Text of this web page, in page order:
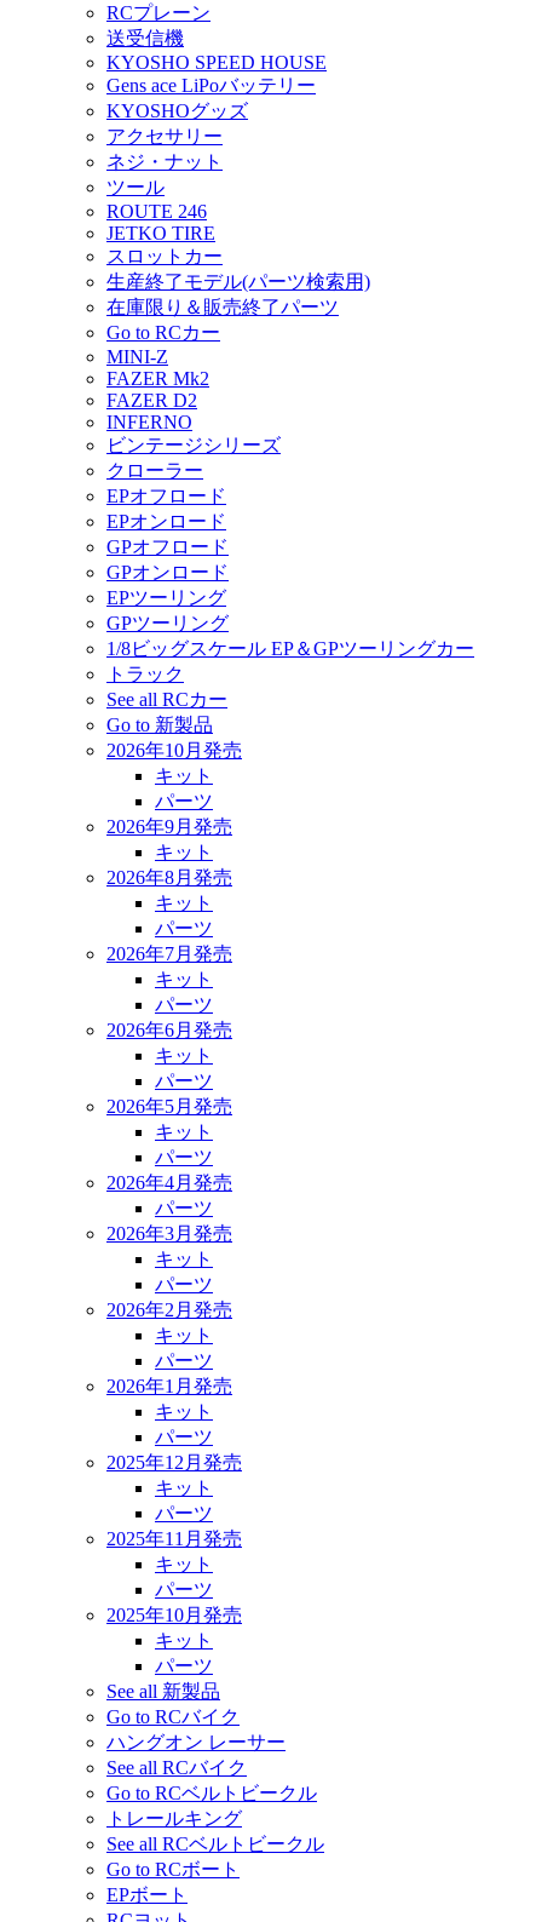
RCプレーン
送受信機
KYOSHO SPEED HOUSE
Gens ace LiPoバッテリー
KYOSHOグッズ
アクセサリー
ネジ・ナット
ツール
ROUTE 246
JETKO TIRE
スロットカー
生産終了モデル(パーツ検索用)
在庫限り＆販売終了パーツ
Go to RCカー
MINI-Z
FAZER Mk2
FAZER D2
INFERNO
ビンテージシリーズ
クローラー
EPオフロード
EPオンロード
GPオフロード
GPオンロード
EPツーリング
GPツーリング
1/8ビッグスケール EP＆GPツーリングカー
トラック
See all RCカー
Go to 新製品
2026年10月発売
キット
パーツ
2026年9月発売
キット
2026年8月発売
キット
パーツ
2026年7月発売
キット
パーツ
2026年6月発売
キット
パーツ
2026年5月発売
キット
パーツ
2026年4月発売
パーツ
2026年3月発売
キット
パーツ
2026年2月発売
キット
パーツ
2026年1月発売
キット
パーツ
2025年12月発売
キット
パーツ
2025年11月発売
キット
パーツ
2025年10月発売
キット
パーツ
See all 新製品
Go to RCバイク
ハングオン レーサー
See all RCバイク
Go to RCベルトビークル
トレールキング
See all RCベルトビークル
Go to RCボート
EPボート